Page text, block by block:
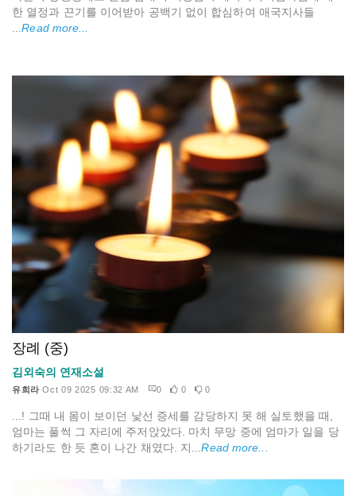
한 열정과 끈기를 이어받아 공백기 없이 합심하여 애국지사들
...Read more...
장례 (중)
김외숙의 연재소설
유희라 Oct 09 2025 09:32 AM 0 0 0
...! 그때 내 몸이 보이던 낯선 증세를 감당하지 못 해 실토했을 때,
엄마는 풀썩 그 자리에 주저앉았다. 마치 무망 중에 엄마가 일을 당
하기라도 한 듯 혼이 나간 채였다. 지...Read more...